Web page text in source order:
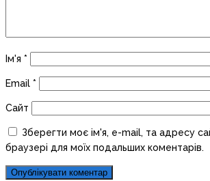
Ім'я *
Email *
Сайт
Зберегти моє ім'я, e-mail, та адресу
браузері для моїх подальших коментарів.